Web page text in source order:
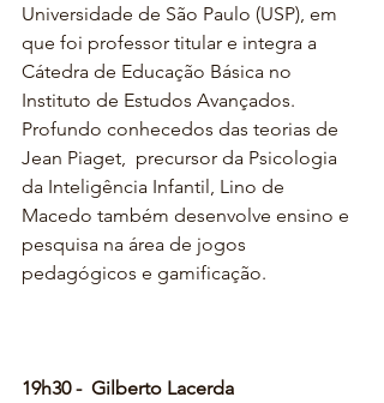
Universidade de São Paulo (USP), em
que foi professor titular e integra a
Cátedra de Educação Básica no
Instituto de Estudos Avançados.
Profundo conhecedos das teorias de
Jean Piaget,  precursor da Psicologia
da Inteligência Infantil, Lino de
Macedo também desenvolve ensino e
pesquisa na área de jogos
pedagógicos e gamificação.
19h30 -  Gilberto Lacerda